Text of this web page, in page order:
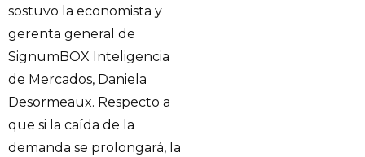
sostuvo la economista y
gerenta general de
SignumBOX Inteligencia
de Mercados, Daniela
Desormeaux. Respecto a
que si la caída de la
demanda se prolongará, la